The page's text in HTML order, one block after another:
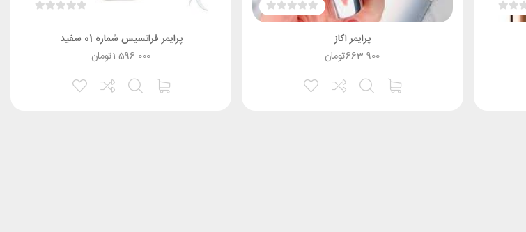
پرایمر اکاز
تومان663.900
پرایمر فرانسیس شماره 01 سفید
تومان1.596.000